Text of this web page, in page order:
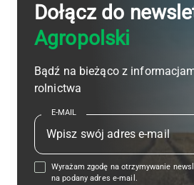
Dołącz do
Agropolski
Bądź na bieżąco z
rolnictwa
E-MAIL
Wyrażam zgodę na otrzymywanie
na podany adres e-mail.